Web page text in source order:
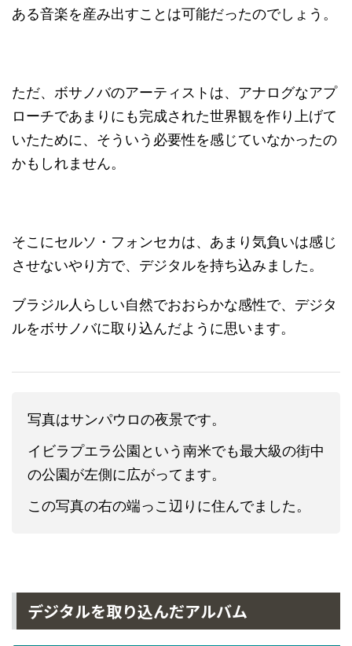
ある音楽を産み出すことは可能だったのでしょう。
ただ、ボサノバのアーティストは、アナログなアプ
ローチであまりにも完成された世界観を作り上げて
いたために、そういう必要性を感じていなかったの
かもしれません。
そこにセルソ・フォンセカは、あまり気負いは感じ
させないやり方で、デジタルを持ち込みました。
ブラジル人らしい自然でおおらかな感性で、デジタ
ルをボサノバに取り込んだように思います。
写真はサンパウロの夜景です。
イビラプエラ公園という南米でも最大級の街中
の公園が左側に広がってます。
この写真の右の端っこ辺りに住んでました。
デジタルを取り込んだアルバム